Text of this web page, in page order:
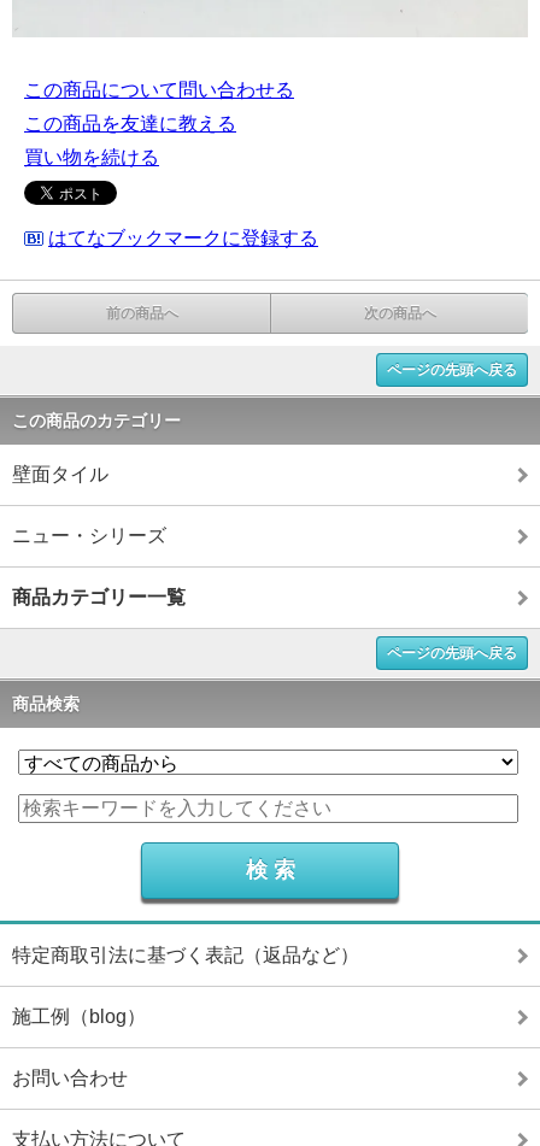
この商品について問い合わせる
この商品を友達に教える
買い物を続ける
はてなブックマークに登録する
前の商品へ 次の商品へ
ページの先頭へ戻る
この商品のカテゴリー
壁面タイル
ニュー・シリーズ
商品カテゴリー一覧
ページの先頭へ戻る
商品検索
特定商取引法に基づく表記（返品など）
施工例（blog）
お問い合わせ
支払い方法について